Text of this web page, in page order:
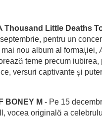
Thousand Little Deaths
pentru un
nou album al formației,
teme precum
versuri captivante și
BONEY M - Pe 15
vocea originală a